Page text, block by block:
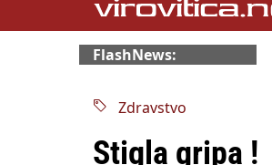
FlashNews:
Zdravstvo
Stigla gripa !